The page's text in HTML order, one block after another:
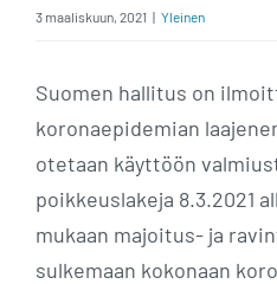
3 maaliskuun, 2021 | Yleinen
Suomen hallitus on
koronaepidemian
otetaan käyttöön
poikkeuslakeja 8.3.2021
mukaan majoitus- ja
sulkemaan kokonaan